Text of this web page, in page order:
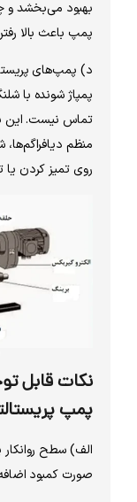
بهبود می‌بخشد و چک
پمپ باعث بالا رفتن
د) پمپ‌های
پمپاژ شونده با شلنگ
تماس نیست. این
منظم دیافراگم‌ها،
روی تمیز کردن یا
نکات قابل
پمپ
الف) سطح روانکار
صورت کمبود اضافه